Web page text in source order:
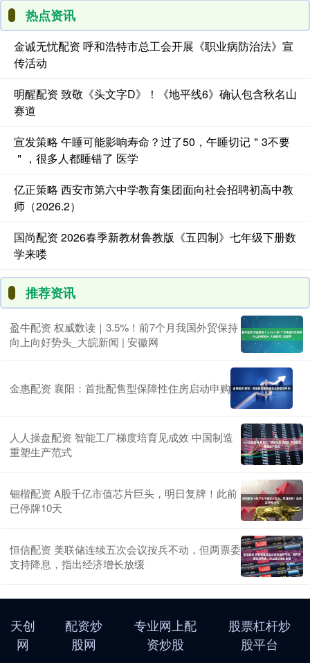
热点资讯
金诚无忧配资 呼和浩特市总工会开展《职业病防治法》宣
传活动
明醒配资 致敬《头文字D》！《地平线6》确认包含秋名山
赛道
宣发策略 午睡可能影响寿命？过了50，午睡切记＂3不要
＂，很多人都睡错了 医学
亿正策略 西安市第六中学教育集团面向社会招聘初高中教
师（2026.2）
国尚配资 2026春季新教材鲁教版《五四制》七年级下册数
学来喽
推荐资讯
盈牛配资 权威数读｜3.5%！前7个月我国外贸保持
向上向好势头_大皖新闻 | 安徽网
金惠配资 襄阳：首批配售型保障性住房启动申购
人人操盘配资 智能工厂梯度培育见成效 中国制造
重塑生产范式
钿楷配资 A股千亿市值芯片巨头，明日复牌！此前
已停牌10天
恒信配资 美联储连续五次会议按兵不动，但两票委
支持降息，指出经济增长放缓
天创
网
配资炒
股网
专业网上配
资炒股
股票杠杆炒
股平台